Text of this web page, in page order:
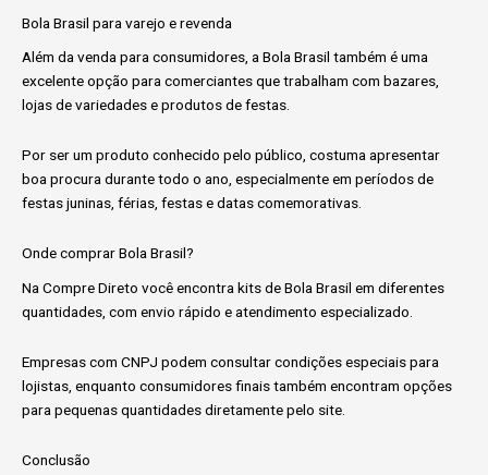
Bola Brasil para varejo e revenda
Além da venda para consumidores, a Bola Brasil também é uma
excelente opção para comerciantes que trabalham com bazares,
lojas de variedades e produtos de festas.
Por ser um produto conhecido pelo público, costuma apresentar
boa procura durante todo o ano, especialmente em períodos de
festas juninas, férias, festas e datas comemorativas.
Onde comprar Bola Brasil?
Na Compre Direto você encontra kits de Bola Brasil em diferentes
quantidades, com envio rápido e atendimento especializado.
Empresas com CNPJ podem consultar condições especiais para
lojistas, enquanto consumidores finais também encontram opções
para pequenas quantidades diretamente pelo site.
Conclusão